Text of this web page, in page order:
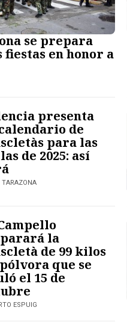
se prepara
en honor a
presenta
de
para las
de 2025: así
TARAZONA
la
de 99 kilos
que se
el 15 de
ESPUIG